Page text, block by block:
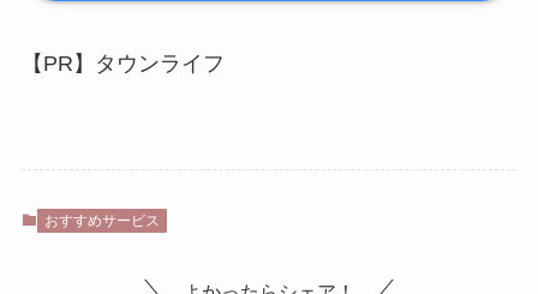
【PR】タウンライフ
おすすめサービス